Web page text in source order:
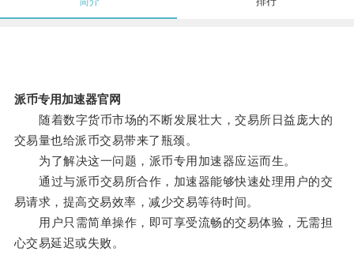
派币专用加速器官网
随着数字货币市场的不断发展壮大，交易所日益庞大的
交易量也给派币交易带来了瓶颈。
为了解决这一问题，派币专用加速器应运而生。
通过与派币交易所合作，加速器能够快速处理用户的交
易请求，提高交易效率，减少交易等待时间。
用户只需简单操作，即可享受流畅的交易体验，无需担
心交易延迟或失败。